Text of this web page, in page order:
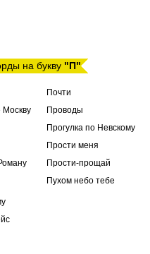
на букву "П"
Москву
Почти
Проводы
Прогулка по Невскому
Прости меня
Прости-прощай
Пухом небо тебе